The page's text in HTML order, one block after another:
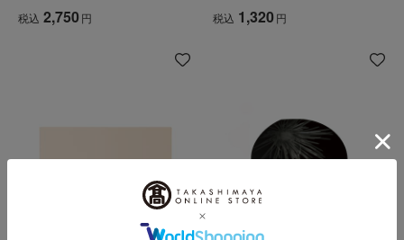
税込 2,750円
ース）
税込 1,320円